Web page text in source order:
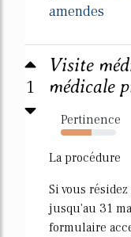
amendes
1
Visite
médicale
Pertinence
56%
La procédure
Si vous
jusqu'au 31
formulaire